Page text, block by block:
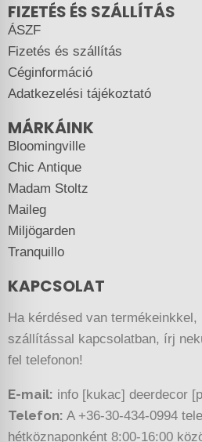
FIZETÉS ÉS SZÁLLÍTÁS
ÁSZF
Fizetés és szállítás
Céginformáció
Adatkezelési tájékoztató
MÁRKÁINK
Bloomingville
Chic Antique
Madam Stoltz
Maileg
Miljögarden
Tranquillo
KAPCSOLAT
Ha kérdésed van termékeinkkel,
szállítással kapcsolatban, írj
fel telefonon!
E-mail: info [kukac] deerdecor
Telefon: A +36-30-434-0994
hétköznaponként 8:00-16:00